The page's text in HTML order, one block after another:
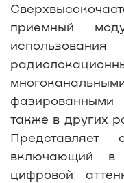
приемный
также в других
Представляет
включающий в
цифровой